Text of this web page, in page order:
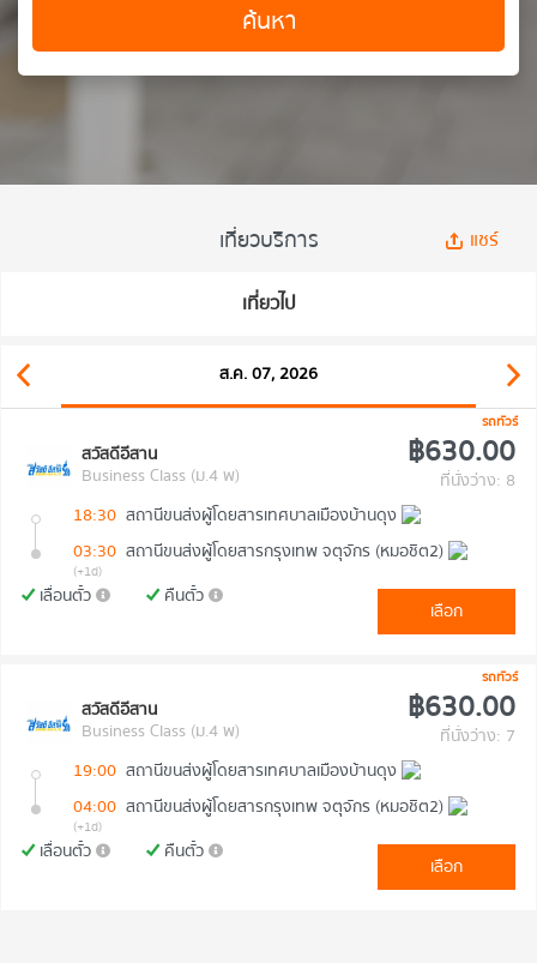
ค้นหา
เที่ยวบริการ แชร์
เที่ยวไป
ส.ค. 07, 2026
รถทัวร์
สวัสดีอีสาน
Business Class (ม.4 พ)
฿630.00
ที่นั่งว่าง: 8
18:30 สถานีขนส่งผู้โดยสารเทศบาลเมืองบ้านดุง
03:30 สถานีขนส่งผู้โดยสารกรุงเทพ จตุจักร (หมอชิต2)
(+1d)
เลื่อนตั๋ว คืนตั๋ว
เลือก
รถทัวร์
สวัสดีอีสาน
Business Class (ม.4 พ)
฿630.00
ที่นั่งว่าง: 7
19:00 สถานีขนส่งผู้โดยสารเทศบาลเมืองบ้านดุง
04:00 สถานีขนส่งผู้โดยสารกรุงเทพ จตุจักร (หมอชิต2)
(+1d)
เลื่อนตั๋ว คืนตั๋ว
เลือก